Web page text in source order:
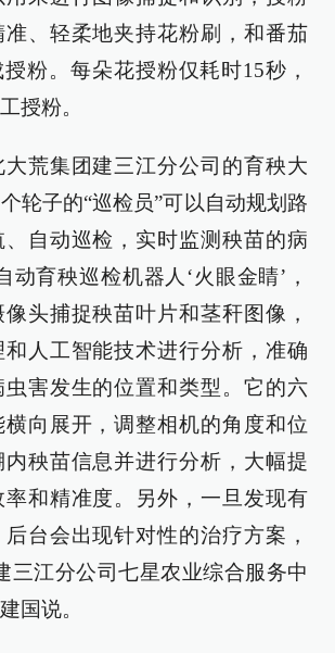
、轻柔地夹持花粉刷，和番茄
粉。每朵花授粉仅耗时15秒，
授粉。
荒集团建三江分公司的育秧大
轮子的“巡检员”可以自动规划路
自动巡检，实时监测秧苗的病
动育秧巡检机器人‘火眼金睛’，
头捕捉秧苗叶片和茎秆图像，
人工智能技术进行分析，准确
害发生的位置和类型。它的六
向展开，调整相机的角度和位
秧苗信息并进行分析，大幅提
和精准度。另外，一旦发现有
台会出现针对性的治疗方案，
三江分公司七星农业综合服务中
国说。